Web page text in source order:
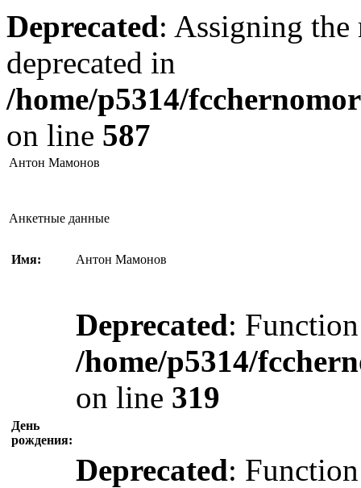
Deprecated: Assigning the
deprecated in
/home/p5314/
on line 587
Антон Мамонов
Анкетные данные
Имя: Антон Мамонов
День
рождения:
Deprecated:
/home/p5314/
on line 319
Deprecated: